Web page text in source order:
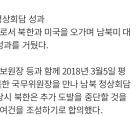
회담 성과
서 북한과 미국을 오가며 남북미 대
과를 거뒀다.
원장 등과 함께 2018년 3월5일 평
국무위원장을 만나 남북 정상회담
북한은 추가 도발을 중단할 것을
건을 조성하기로 합의했다.